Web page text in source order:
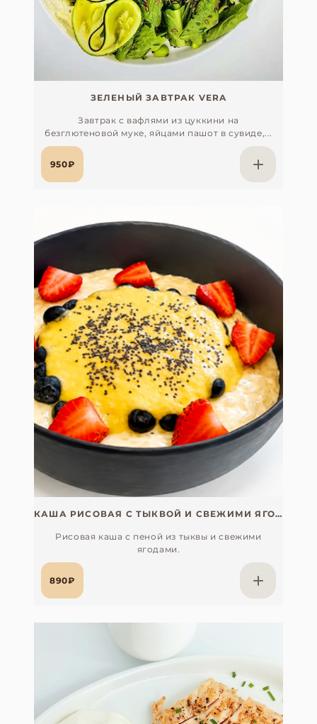
ЗЕЛЕНЫЙ ЗАВТРАК VERA
Завтрак с вафлями из цуккини на
безглютеновой муке, яйцами пашот в сувиде,...
950₽
КАША РИСОВАЯ С ТЫКВОЙ И СВЕЖИМИ ЯГОДАМИ
Рисовая каша с пеной из тыквы и свежими
ягодами.
890₽